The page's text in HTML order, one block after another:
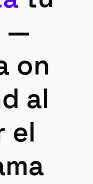
—
on
al
el